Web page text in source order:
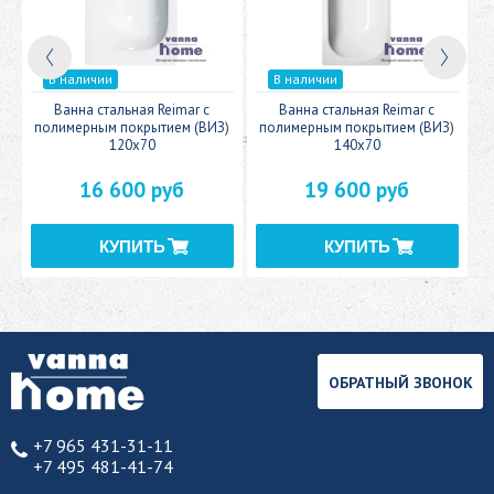
В наличии
Ванна стальная Reimar с
полимерным покрытием (ВИЗ)
120x70
16 600 руб
В наличии
Ванна стальная Reimar с
полимерным покрытием (ВИЗ)
140x70
19 600 руб
+7 965 431-31-11
+7 495 481-41-74
ОБРАТНЫЙ ЗВОНОК